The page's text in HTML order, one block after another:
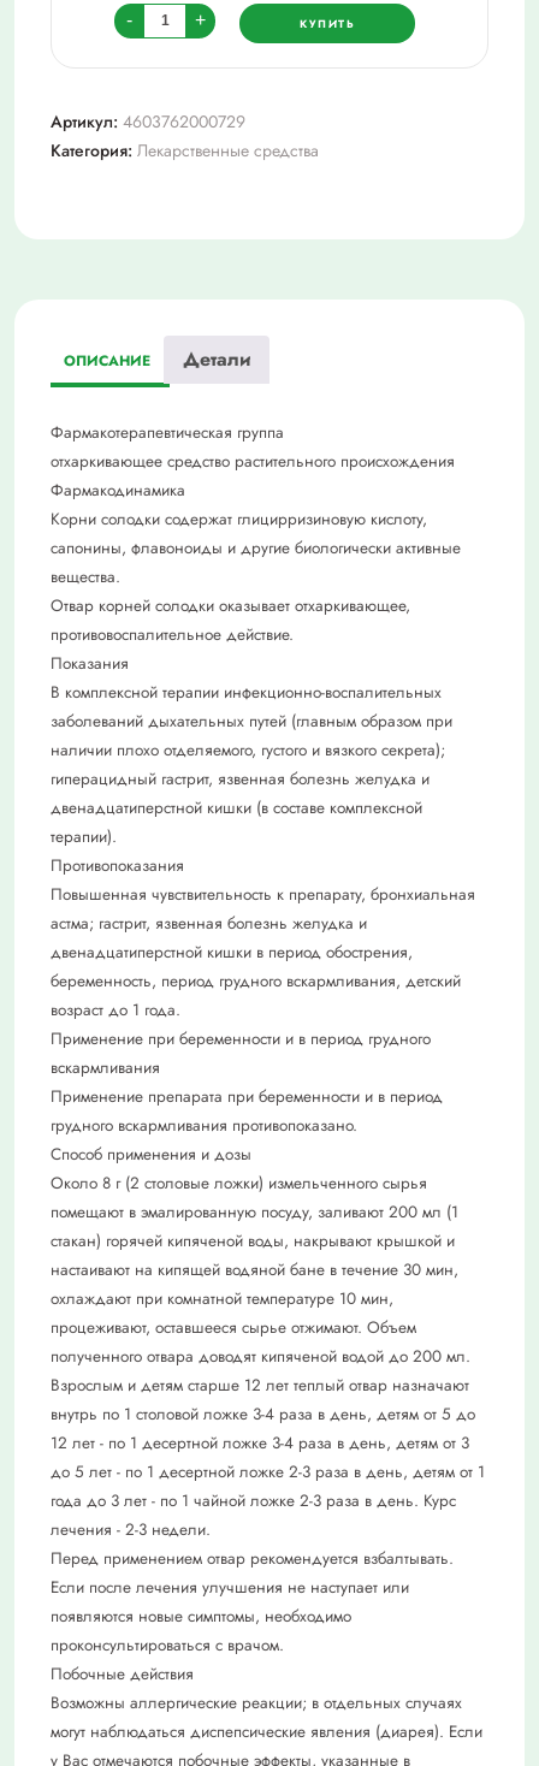
-
Количество
товара
Солодка
пачка
50г
+ КУПИТЬ
Артикул: 4603762000729
Категория: Лекарственные средства
ОПИСАНИЕ Детали
Фармакотерапевтическая группа
отхаркивающее средство растительного происхождения
Фармакодинамика
Корни солодки содержат глицирризиновую кислоту,
сапонины, флавоноиды и другие биологически активные
вещества.
Отвар корней солодки оказывает отхаркивающее,
противовоспалительное действие.
Показания
В комплексной терапии инфекционно-воспалительных
заболеваний дыхательных путей (главным образом при
наличии плохо отделяемого, густого и вязкого секрета);
гиперацидный гастрит, язвенная болезнь желудка и
двенадцатиперстной кишки (в составе комплексной
терапии).
Противопоказания
Повышенная чувствительность к препарату, бронхиальная
астма; гастрит, язвенная болезнь желудка и
двенадцатиперстной кишки в период обострения,
беременность, период грудного вскармливания, детский
возраст до 1 года.
Применение при беременности и в период грудного
вскармливания
Применение препарата при беременности и в период
грудного вскармливания противопоказано.
Способ применения и дозы
Около 8 г (2 столовые ложки) измельченного сырья
помещают в эмалированную посуду, заливают 200 мл (1
стакан) горячей кипяченой воды, накрывают крышкой и
настаивают на кипящей водяной бане в течение 30 мин,
охлаждают при комнатной температуре 10 мин,
процеживают, оставшееся сырье отжимают. Объем
полученного отвара доводят кипяченой водой до 200 мл.
Взрослым и детям старше 12 лет теплый отвар назначают
внутрь по 1 столовой ложке 3-4 раза в день, детям от 5 до
12 лет - по 1 десертной ложке 3-4 раза в день, детям от 3
до 5 лет - по 1 десертной ложке 2-3 раза в день, детям от 1
года до 3 лет - по 1 чайной ложке 2-3 раза в день. Курс
лечения - 2-3 недели.
Перед применением отвар рекомендуется взбалтывать.
Если после лечения улучшения не наступает или
появляются новые симптомы, необходимо
проконсультироваться с врачом.
Побочные действия
Возможны аллергические реакции; в отдельных случаях
могут наблюдаться диспепсические явления (диарея). Если
у Вас отмечаются побочные эффекты, указанные в